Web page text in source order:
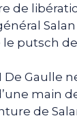
de
putsch
De Gaulle
main
de